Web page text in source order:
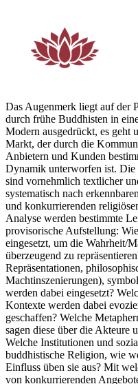
Das Augenmerk liegt auf der
durch frühe Buddhisten in
Modern ausgedrückt, es geht
Markt, der durch die
Anbietern und Kunden
Dynamik unterworfen ist. Die
sind vornehmlich textlicher
systematisch nach
und konkurrierenden
Analyse werden bestimmte
provisorische Aufstellung:
eingesetzt, um die Wahrheit/
überzeugend zu
Repräsentationen,
Machtinszenierungen),
werden dabei eingesetzt?
Kontexte werden dabei
geschaffen? Welche
sagen diese über die Akteure
Welche Institutionen und
buddhistische Religion, wie
Einfluss üben sie aus? Mit
von konkurrierenden